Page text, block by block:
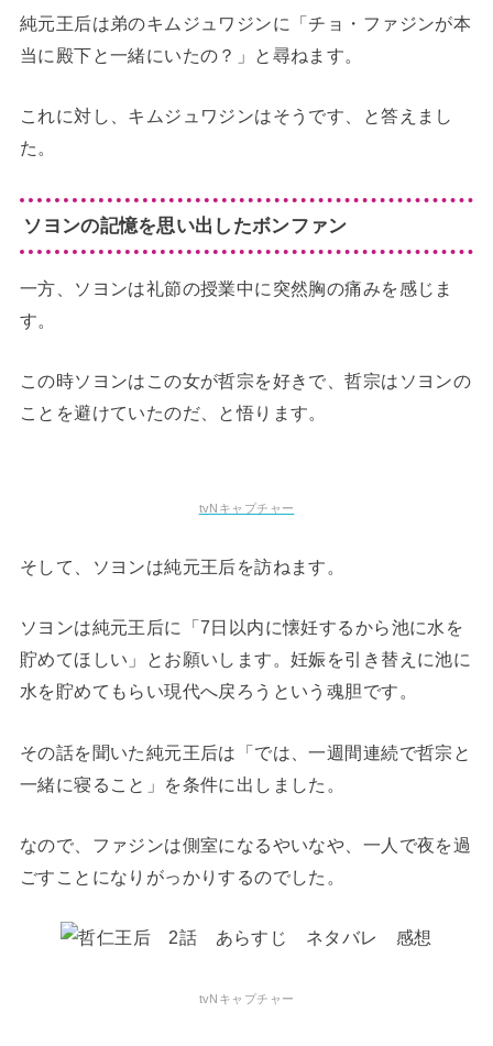
純元王后は弟のキムジュワジンに「チョ・ファジンが本
当に殿下と一緒にいたの？」と尋ねます。
これに対し、キムジュワジンはそうです、と答えまし
た。
ソヨンの記憶を思い出したボンファン
一方、ソヨンは礼節の授業中に突然胸の痛みを感じま
す。
この時ソヨンはこの女が哲宗を好きで、哲宗はソヨンの
ことを避けていたのだ、と悟ります。
tvNキャプチャー
そして、ソヨンは純元王后を訪ねます。
ソヨンは純元王后に「7日以内に懐妊するから池に水を
貯めてほしい」とお願いします。妊娠を引き替えに池に
水を貯めてもらい現代へ戻ろうという魂胆です。
その話を聞いた純元王后は「では、一週間連続で哲宗と
一緒に寝ること」を条件に出しました。
なので、ファジンは側室になるやいなや、一人で夜を過
ごすことになりがっかりするのでした。
tvNキャプチャー